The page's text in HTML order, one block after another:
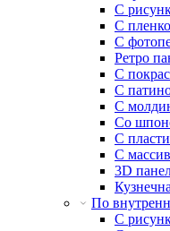
С
С
С
Ретро
С
С
С
Со
С
С
3D
По
С